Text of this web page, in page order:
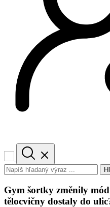
Gym šortky změnily
tělocvičny dostaly do